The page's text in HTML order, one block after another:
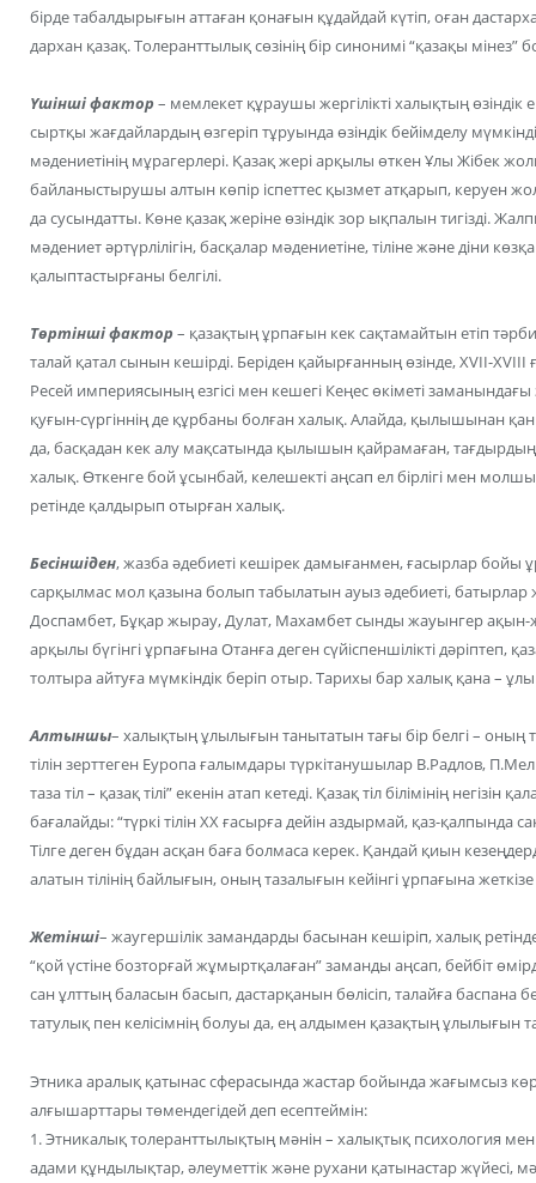
бірде табалдырығын аттаған қонағын құдайдай күтіп, оған
дархан қазақ. Толеранттылық сөзінің бір синонимі “қазақы мінез”
Үшінші фактор – мемлекет құраушы жергілікті халықтың
сыртқы жағдайлардың өзгеріп тұруында өзіндік бейімделу
мәдениетінің мұрагерлері. Қазақ жері арқылы өткен Ұлы Жібек
байланыстырушы алтын көпір іспеттес қызмет атқарып, керуен
да сусындатты. Көне қазақ жеріне өзіндік зор ықпалын тигізді.
мәдениет әртүрлілігін, басқалар мәдениетіне, тіліне және діни
қалыптастырғаны белгілі.
Төртінші фактор – қазақтың ұрпағын кек сақтамайтын етіп
талай қатал сынын кешірді. Беріден қайырғанның өзінде, ХVІІ-
Ресей империясының езгісі мен кешегі Кеңес өкіметі
қуғын-сүргіннің де құрбаны болған халық. Алайда, қылышынан
да, басқадан кек алу мақсатында қылышын қайрамаған,
халық. Өткенге бой ұсынбай, келешекті аңсап ел бірлігі мен
ретінде қалдырып отырған халық.
Бесіншіден, жазба әдебиеті кешірек дамығанмен, ғасырлар бойы
сарқылмас мол қазына болып табылатын ауыз әдебиеті,
Доспамбет, Бұқар жырау, Дулат, Махамбет сынды жауынгер
арқылы бүгінгі ұрпағына Отанға деген сүйіспеншілікті
толтыра айтуға мүмкіндік беріп отыр. Тарихы бар халық қана –
Алтыншы– халықтың ұлылығын танытатын тағы бір белгі – оның
тілін зерттеген Еуропа ғалымдары түркітанушылар В.Радлов,
таза тіл – қазақ тілі” екенін атап кетеді. Қазақ тіл білімінің
бағалайды: “түркі тілін ХХ ғасырға дейін аздырмай, қаз-қалпында
Тілге деген бұдан асқан баға болмаса керек. Қандай қиын
алатын тілінің байлығын, оның тазалығын кейінгі ұрпағына
Жетінші– жаугершілік замандарды басынан кешіріп, халық
“қой үстіне бозторғай жұмыртқалаған” заманды аңсап, бейбіт
сан ұлттың баласын басып, дастарқанын бөлісіп, талайға баспана
татулық пен келісімнің болуы да, ең алдымен қазақтың ұлылығын
Этника аралық қатынас сферасында жастар бойында жағымсыз
алғышарттары төмендегідей деп есептеймін:
1. Этникалық толеранттылықтың мәнін – халықтық психология
адами құндылықтар, әлеуметтік және рухани қатынастар жүйесі,